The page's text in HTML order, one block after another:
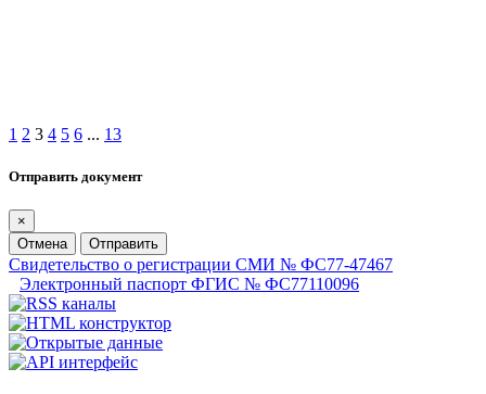
1 2 3 4 5 6 ... 13
Отправить документ
×
Отмена
Отправить
Свидетельство о регистрации СМИ № ФС77-47467
Электронный паспорт ФГИС № ФС77110096